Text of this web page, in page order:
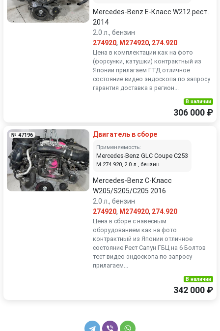
Mercedes-Benz E-Класс W212 рест.
2014
2.0 л., бензин
274920, M274920, 274.920
Цена в комплектации как на фото
(форсунки, катушки) контрактный из
Японии прилагаем ГТД отличное
состояние видео эндоскопа по запросу
гарантия доставка в регион...
В наличии
306 000 ₽
№ 47196 Двигатель в сборе
Применяемость:
Mercedes-Benz GLC Coupe C253
M 274.920, 2.0 л., бензин
Mercedes-Benz C-Класс
W205/S205/C205 2016
2.0 л., бензин
274920, M274920, 274.920
Цена в сборе с навесным
оборудованием как на фото
контрактный из Японии отличное
состояние Рест Сапун ГБЦ на 6 Болтов
тест видео эндоскопа по запросу
прилагаем...
В наличии
342 000 ₽